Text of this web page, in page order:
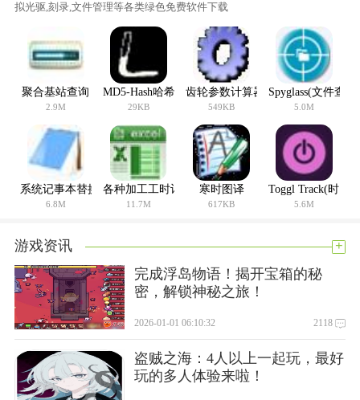
拟光驱,刻录,文件管理等各类绿色免费软件下载
聚合基站查询
2.9M
MD5-Hash哈希值计算工具
29KB
齿轮参数计算器
549KB
Spyglass(文件查
5.0M
系统记事本替换程序
6.8M
各种加工工时计算软件
11.7M
寒时图译
617KB
Toggl Track(时间
5.6M
游戏资讯 +
完成浮岛物语！揭开宝箱的秘
密，解锁神秘之旅！
2026-01-01 06:10:32 2118
盗贼之海：4人以上一起玩，最好
玩的多人体验来啦！